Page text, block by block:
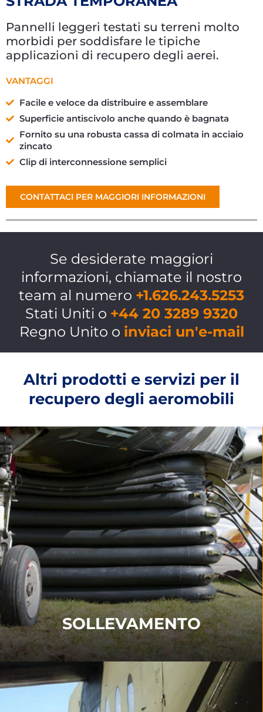
Pannelli leggeri testati su terreni molto
morbidi per soddisfare le tipiche
applicazioni di recupero degli aerei.
VANTAGGI
Facile e veloce da distribuire e assemblare
Superficie antiscivolo anche quando è bagnata
Fornito su una robusta cassa di colmata in acciaio
zincato
Clip di interconnessione semplici
CONTATTACI PER MAGGIORI INFORMAZIONI
Se desiderate maggiori
informazioni, chiamate il nostro
team al numero +1.626.243.5253
Stati Uniti o +44 20 3289 9320
Regno Unito o inviaci un'e-mail
Altri prodotti e servizi per il
recupero degli aeromobili
SOLLEVAMENTO
SOLLEVAMENTO
Apparecchiature di sollevamento conformi alle
norme ARM/ARD, compresi airbag, sistemi di
sollevamento della fusoliera, attrezzature per l'ala
superiore e sistemi di legatura.
PER SAPERNE DI PIÙ